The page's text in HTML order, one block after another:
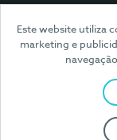
Este website utiliza
marketing e